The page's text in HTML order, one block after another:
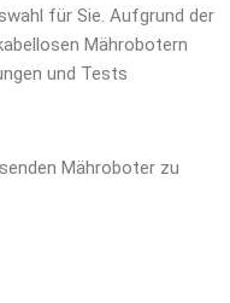
für Sie. Aufgrund der
Mährobotern
und Tests
Mähroboter zu